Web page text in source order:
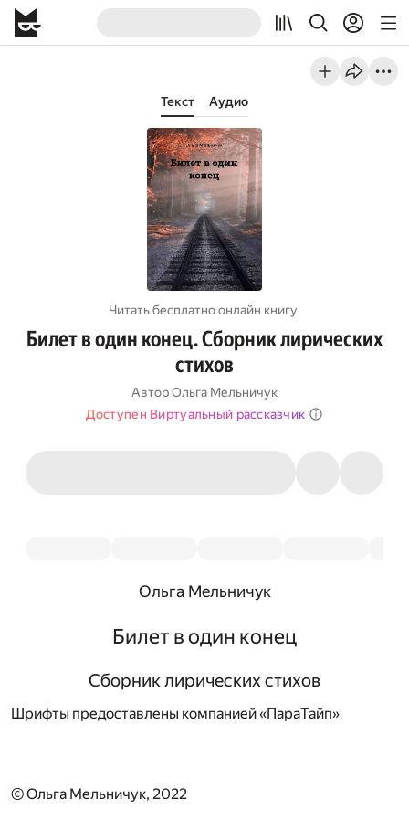
Текст Аудио
Читать бесплатно онлайн книгу
Билет в один конец. Сборник лирических
стихов
АвторОльга Мельничук
Доступен Виртуальный рассказчик
Ольга Мельничук
Билет в один конец
Сборник лирических стихов
Шрифты предоставлены компанией «ПараТайп»
© Ольга Мельничук, 2022